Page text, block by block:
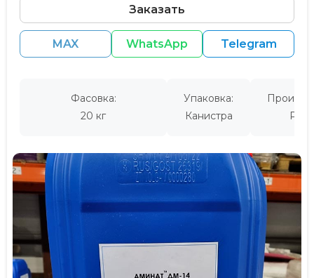
Заказать
MAX WhatsApp Telegram
Фасовка:
20 кг
Упаковка:
Канистра